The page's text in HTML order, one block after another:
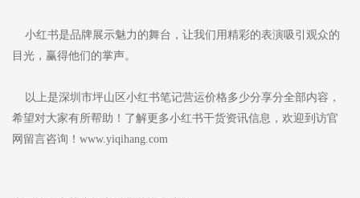
小红书是品牌展示魅力的舞台，让我们用精彩的表演吸引观众的
目光，赢得他们的掌声。
以上是深圳市坪山区小红书笔记营运价格多少分享分全部内容，
希望对大家有所帮助！了解更多小红书干货资讯信息，欢迎到访官
网留言咨询！www.yiqihang.com